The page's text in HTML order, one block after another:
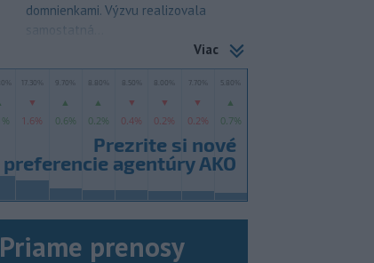
domnienkami. Výzvu realizovala
samostatná...
Viac
Priame prenosy